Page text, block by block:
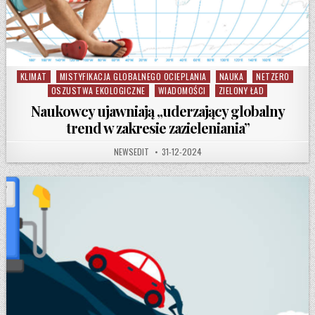
Posted in
KLIMAT MISTYFIKACJA GLOBALNEGO OCIEPLANIA NAUKA
NETZERO
OSZUSTWA EKOLOGICZNE
WIADOMOŚCI ZIELONY ŁAD
Naukowcy ujawniają „uderzający globalny
trend w zakresie zazieleniania”
AUTHOR:
NEWSEDIT PUBLISHED DATE:
31-12-2024